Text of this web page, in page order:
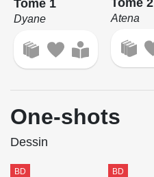
Tome 1
Dyane Atena
One-shots
Dessin
BD BD